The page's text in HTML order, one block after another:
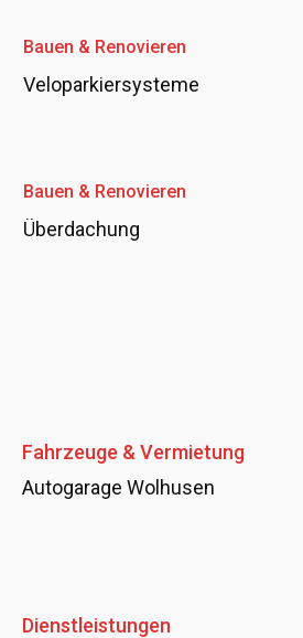
Bauen & Renovieren
Veloparkiersysteme
Bauen & Renovieren
Überdachung
Fahrzeuge & Vermietung
Autogarage Wolhusen
Dienstleistungen